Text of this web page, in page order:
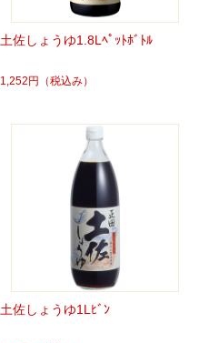
土佐しょうゆ1.8Lﾍﾟｯﾄﾎﾞﾄﾙ
1,252円 （税込み）
土佐しょうゆ1Lﾋﾞﾝ